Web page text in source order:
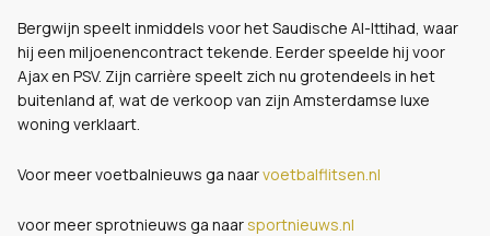
Bergwijn speelt inmiddels voor het Saudische Al-Ittihad, waar
hij een miljoenencontract tekende. Eerder speelde hij voor
Ajax en PSV. Zijn carrière speelt zich nu grotendeels in het
buitenland af, wat de verkoop van zijn Amsterdamse luxe
woning verklaart.
Voor meer voetbalnieuws ga naarvoetbalflitsen.nl
voor meer sprotnieuws ga naarsportnieuws.nl